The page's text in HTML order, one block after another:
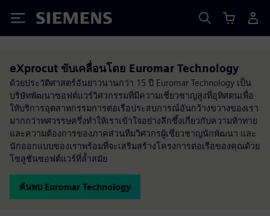
Siemens
eXprocut ขับเคลื่อนโดย Euromar Technology
ด้วยประวัติศาสตร์อันยาวนานกว่า 15 ปี Euromar Technology เป็น
บริษัทพัฒนาซอฟต์แวร์วิศวกรรมที่มีความเชี่ยวชาญสูงที่อุทิศตนเพื่อ
ให้บริการอุตสาหกรรมการต่อเรือประสบการณ์อันกว้างขวางของเรา
มากกว่าทศวรรษครึ่งทำให้เราเข้าใจอย่างลึกซึ้งเกี่ยวกับความท้าทาย
และความต้องการของภาคส่วนทีมวิศวกรผู้เชี่ยวชาญนักพัฒนา และ
นักออกแบบของเราพร้อมที่จะเสริมสร้างโครงการต่อเรือของคุณด้วย
โซลูชันซอฟต์แวร์ที่ล้ำสมัย
ค้นพบ Euromar Technology